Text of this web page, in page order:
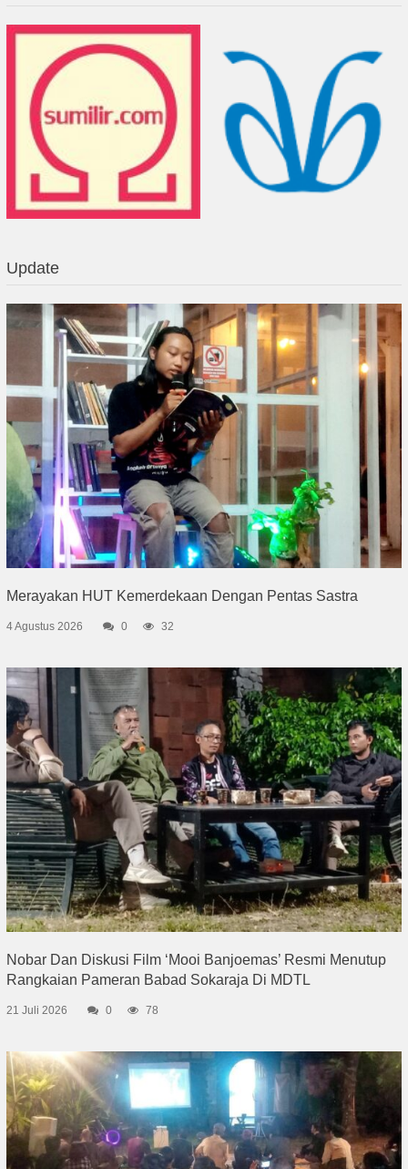
Update
Merayakan HUT Kemerdekaan Dengan Pentas Sastra
4 Agustus 2026 0 32
Nobar Dan Diskusi Film ‘Mooi Banjoemas’ Resmi Menutup
Rangkaian Pameran Babad Sokaraja Di MDTL
21 Juli 2026 0 78